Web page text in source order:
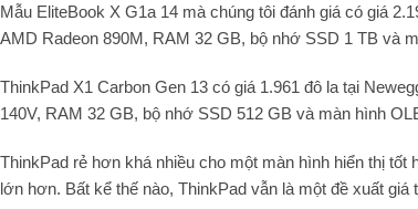
Mẫu EliteBook X G1a 14 mà chúng tôi đánh giá có giá
AMD Radeon 890M, RAM 32 GB, bộ nhớ SSD 1 TB và
ThinkPad X1 Carbon Gen 13 có giá 1.961 đô la tại
140V, RAM 32 GB, bộ nhớ SSD 512 GB và màn hình
ThinkPad rẻ hơn khá nhiều cho một màn hình hiển thị
lớn hơn. Bất kể thế nào, ThinkPad vẫn là một đề xuất giá